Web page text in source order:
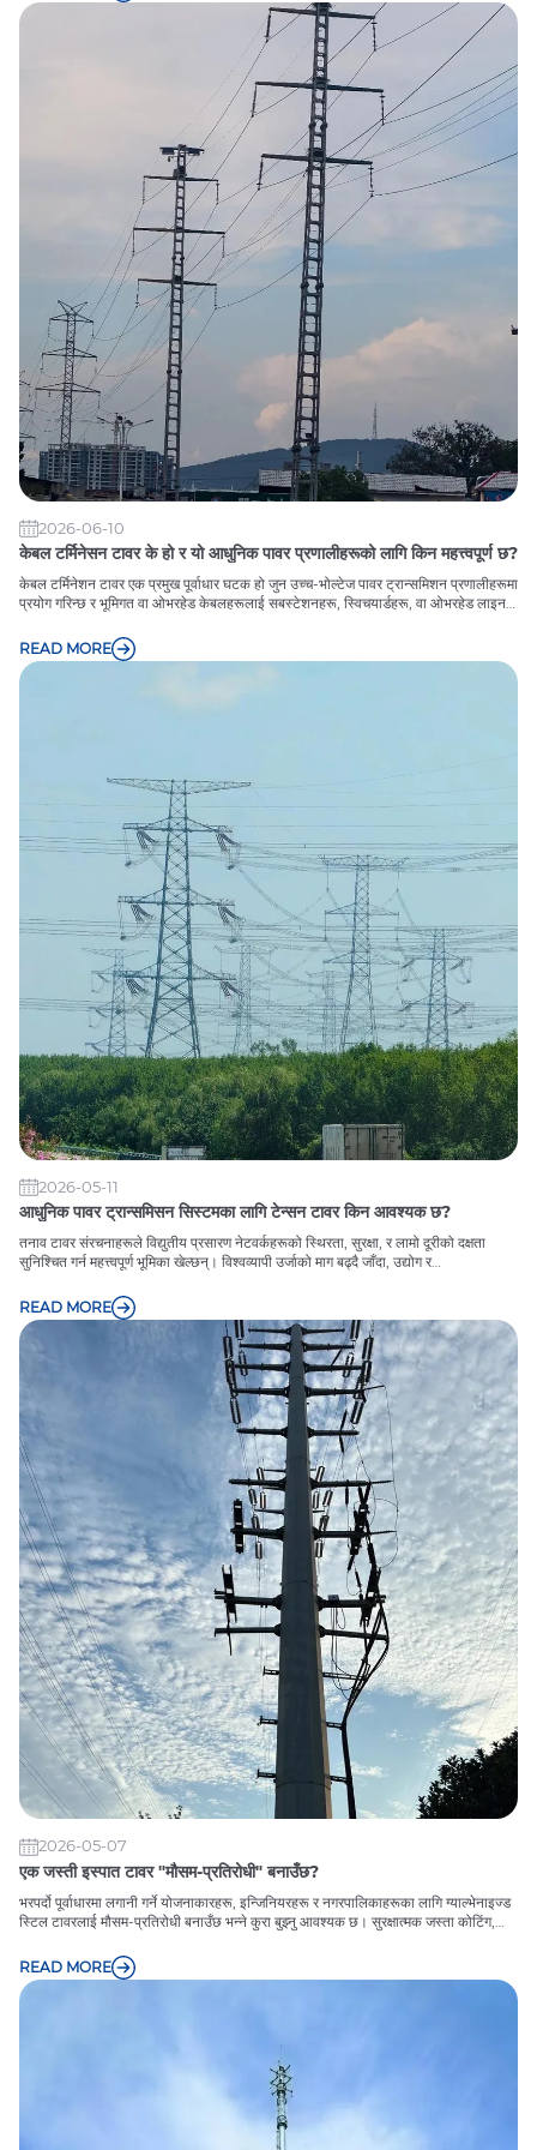
चुनौतीहरूलाई उच्च लोड-असर क्षमता, जंग प्रतिरोध, र मोड्युलर निर्माण मार्फत सम्बोधन गर्दछ।
2026-06-10
केबल टर्मिनेसन टावर के हो र यो आधुनिक पावर प्रणालीहरूको लागि किन महत्त्वपूर्ण छ?
केबल टर्मिनेशन टावर एक प्रमुख पूर्वाधार घटक हो जुन उच्च-भोल्टेज पावर ट्रान्समिशन प्रणालीहरूमा
प्रयोग गरिन्छ र भूमिगत वा ओभरहेड केबलहरूलाई सबस्टेशनहरू, स्विचयार्डहरू, वा ओभरहेड लाइन
मेकानिकल स्थिरता, र विद्युत वितरण नेटवर्कहरूमा परिचालन सुरक्षा सुनिश्चित गर्न महत्त्वपूर्ण भूमिका
खेल्छ। विश्वव्यापी उर्जाको माग बढ्दै गएको र नवीकरणीय एकीकरण विस्तार हुँदै जाँदा, भरपर्दो केबल
टर्मिनेशन प्रणालीको महत्त्व अझ महत्त्वपूर्ण हुन्छ।
READ MORE
2026-05-11
आधुनिक पावर ट्रान्समिसन सिस्टमका लागि टेन्सन टावर किन आवश्यक छ?
तनाव टावर संरचनाहरूले विद्युतीय प्रसारण नेटवर्कहरूको स्थिरता, सुरक्षा, र लामो दूरीको दक्षता
सुनिश्चित गर्न महत्त्वपूर्ण भूमिका खेल्छन्। विश्वव्यापी उर्जाको माग बढ्दै जाँदा, उद्योग र
भरपर्दो पूर्वाधार चाहिन्छ। यस विस्तृत गाइडले तनाव टावरहरूले कसरी काम गर्छ, तिनीहरू कहाँ प्रयोग
गरिन्छ, तिनीहरूको संरचनात्मक फाइदाहरू, स्थापना विचारहरू, मर्मतका आवश्यकताहरू, र तिनीहरू
किन आधुनिक ऊर्जा परियोजनाहरूमा अपरिहार्य रहन्छन् भनेर अन्वेषण गर्दछ।
READ MORE
2026-05-07
एक जस्ती इस्पात टावर "मौसम-प्रतिरोधी" बनाउँछ?
भरपर्दो पूर्वाधारमा लगानी गर्ने योजनाकारहरू, इन्जिनियरहरू र नगरपालिकाहरूका लागि ग्याल्भेनाइज्ड
स्टिल टावरलाई मौसम-प्रतिरोधी बनाउँछ भन्ने कुरा बुझ्नु आवश्यक छ। सुरक्षात्मक जस्ता कोटिंग,
औद्योगिक प्रदूषण, र सुरक्षा वा कार्यसम्पादनको त्याग नगरी दीर्घकालीन जोखिम सहन अनुमति दिन्छ।
READ MORE